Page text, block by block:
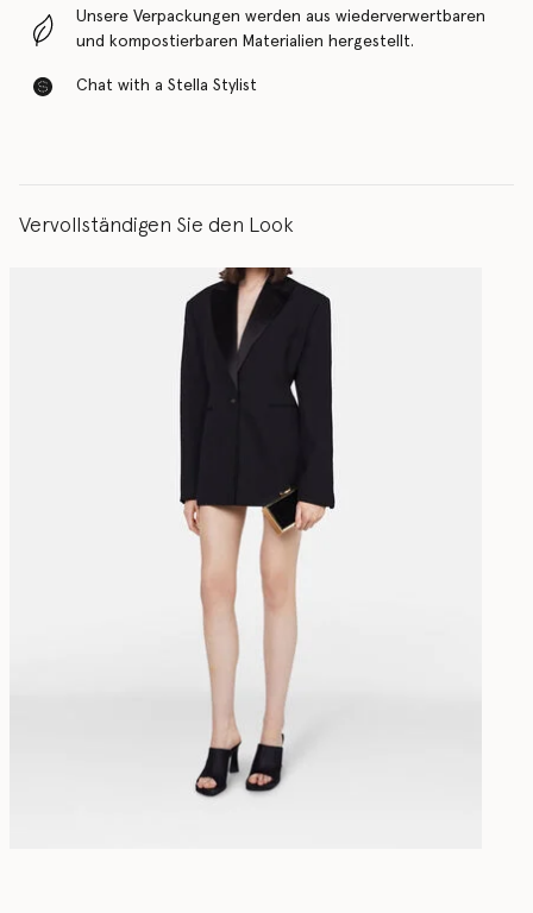
Unsere Verpackungen werden aus wiederverwertbaren
und kompostierbaren Materialien hergestellt.
Chat with a Stella Stylist
Vervollständigen Sie den Look